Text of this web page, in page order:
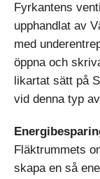
Fyrkantens
upphandlat av
med
öppna och
likartat sätt på
vid denna typ
Fläktrummets
skapa en så